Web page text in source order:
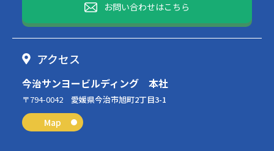
お問い合わせはこちら
アクセス
今治サンヨービルディング 本社
〒794-0042 愛媛県今治市旭町2丁目3-1
Map